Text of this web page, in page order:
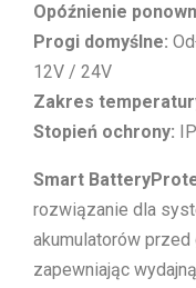
Opóźnienie
Progi domyślne:
12V / 24V
Zakres
Stopień ochrony:
Smart
rozwiązanie dla
akumulatorów przed
zapewniając